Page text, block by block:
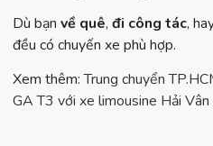
Dù bạn về quê, đi công tác,
đều có chuyến xe phù hợp.
Xem thêm:Trung chuyển
GA T3 với xe limousine Hải Vân